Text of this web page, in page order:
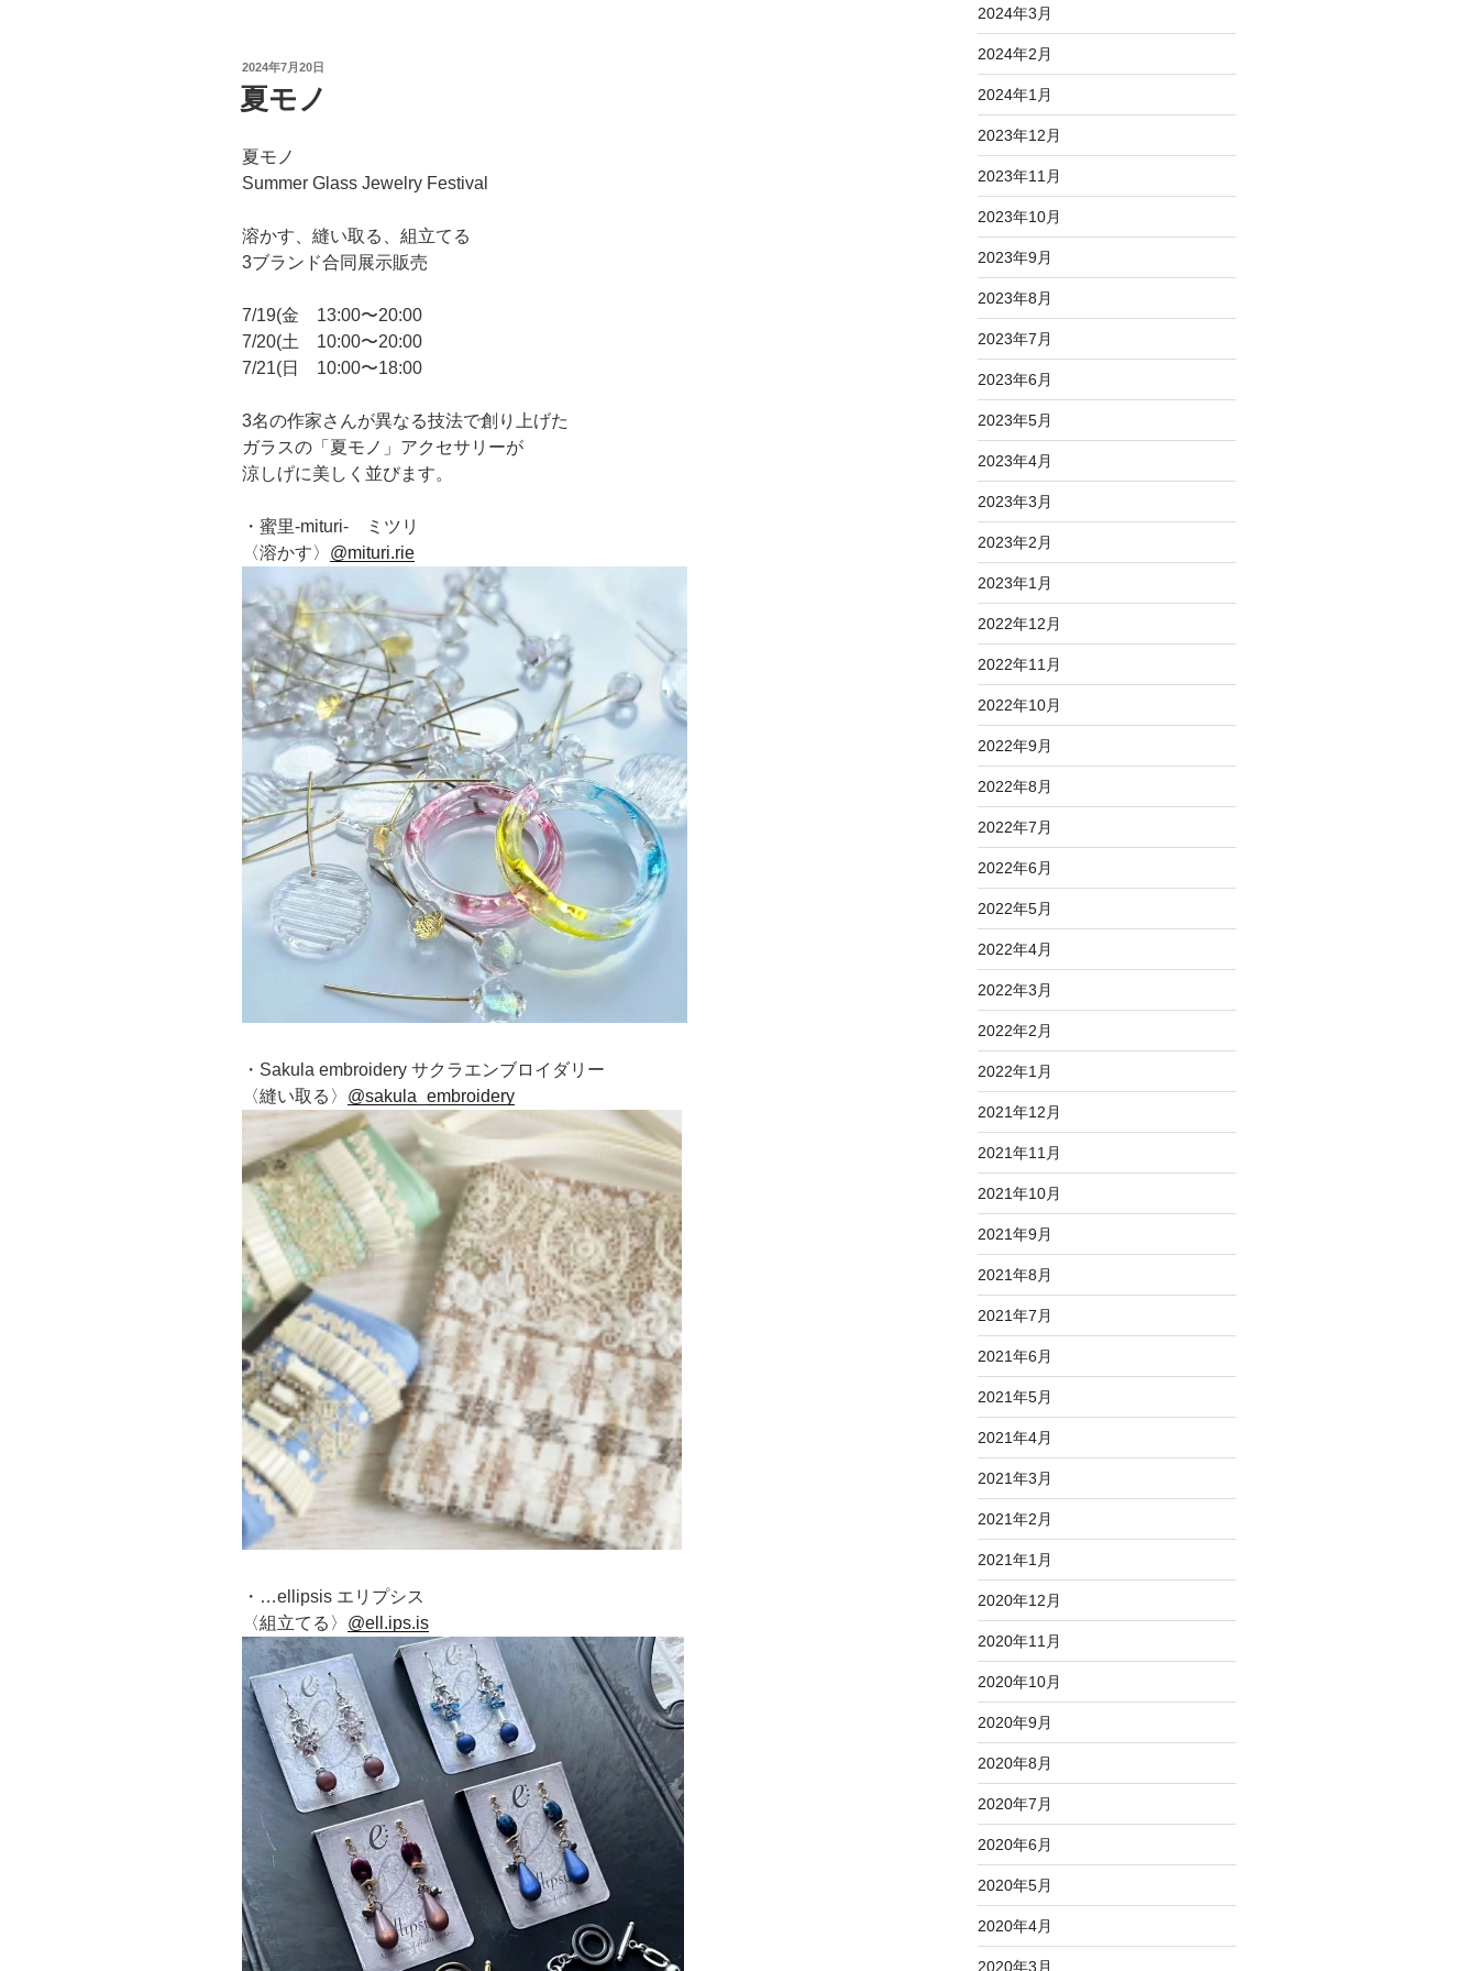
o
o
k
e
投
稿
日:
2024年7月20日
夏モノ
夏モノ
Summer Glass Jewelry Festival
溶かす、縫い取る、組立てる
3ブランド合同展示販売
7/19(金 13:00〜20:00
7/20(土 10:00〜20:00
7/21(日 10:00〜18:00
3名の作家さんが異なる技法で創り上げた
ガラスの「夏モノ」アクセサリーが
涼しげに美しく並びます。
・蜜里-mituri- ミツリ
〈溶かす〉 @mituri.rie
・Sakula embroidery サクラエンブロイダリー
〈縫い取る〉 @sakula_embroidery
・…ellipsis エリプシス
〈組立てる〉 @ell.ips.is
2024年3月
2024年2月
2024年1月
2023年12月
2023年11月
2023年10月
2023年9月
2023年8月
2023年7月
2023年6月
2023年5月
2023年4月
2023年3月
2023年2月
2023年1月
2022年12月
2022年11月
2022年10月
2022年9月
2022年8月
2022年7月
2022年6月
2022年5月
2022年4月
2022年3月
2022年2月
2022年1月
2021年12月
2021年11月
2021年10月
2021年9月
2021年8月
2021年7月
2021年6月
2021年5月
2021年4月
2021年3月
2021年2月
2021年1月
2020年12月
2020年11月
2020年10月
2020年9月
2020年8月
2020年7月
2020年6月
2020年5月
2020年4月
2020年3月